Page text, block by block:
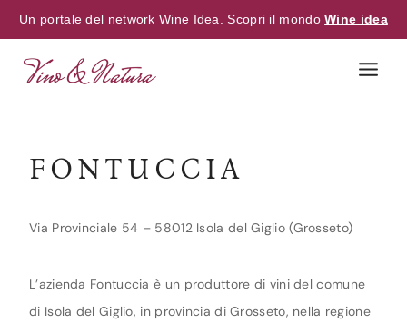
Un portale del network Wine Idea. Scopri il mondoWine idea
FONTUCCIA
Via Provinciale 54 – 58012 Isola del Giglio (Grosseto)
L’azienda Fontuccia è un produttore di vini del comune
di Isola del Giglio, in provincia di Grosseto, nella regione